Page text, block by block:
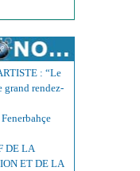
: “Le
rendez-
DE LA
ET DE LA